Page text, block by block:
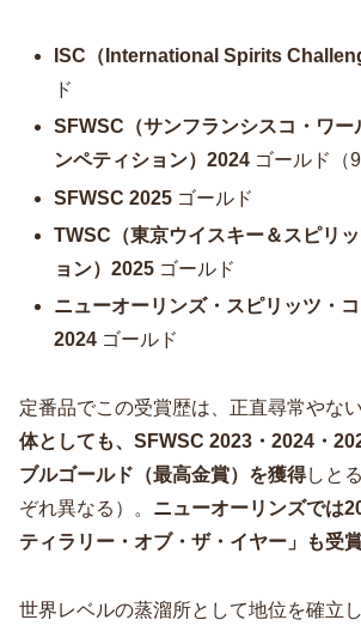
ISC（International Spirits
ド
SFWSC（サンフランシスコ・ワー
ンペティション）2024 ゴールド（
SFWSC 2025 ゴールド
TWSC（東京ウイスキー＆スピリ
ョン）2025 ゴールド
ニューオーリンズ・スピリッツ・
2024 ゴールド
定番品でこの受賞歴は、正直尋常やない
体としても、SFWSC 2023・2024・
ブルゴールド（最高金賞）を獲得しと
ぞれ異なる）。 ニューオーリンズでは
ティラリー・オブ・ザ・イヤー」も受
世界レベルの蒸溜所として地位を確立し